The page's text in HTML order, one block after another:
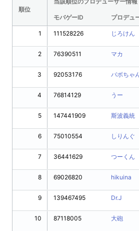
順位
モバゲーID プロデュ
1
2
3
4
5
6
7
8
9
10
111528226 じろけん
76390511 マカ
92053176 バボちゃ
76814129 うー
147441909 斯波義統
75010554 しりんぐ
36441629 つーくん
69026820 hikuina
139467495 Dr.J
87118005 大砲